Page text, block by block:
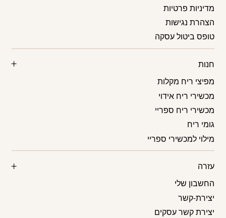
מדיניות פרטיות
הצהרת נגישות
טופס ביטול עסקה
חנות
מפיצי ריח מקלות
מכשירי ריח אידוי
מכשירי ריח ספריי
גומי ריח
מילוי למכשירי ספריי
עזרה
החשבון שלי
יצירת-קשר
יצירת קשר עסקים